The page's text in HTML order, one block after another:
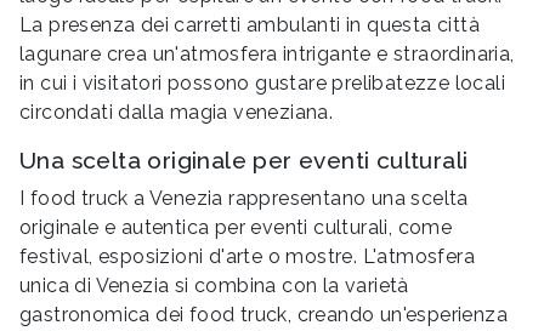
La presenza dei carretti ambulanti in questa città
lagunare crea un'atmosfera intrigante e straordinaria,
in cui i visitatori possono gustare prelibatezze locali
circondati dalla magia veneziana.
Una scelta originale per eventi culturali
I food truck a Venezia rappresentano una scelta
originale e autentica per eventi culturali, come
festival, esposizioni d'arte o mostre. L'atmosfera
unica di Venezia si combina con la varietà
gastronomica dei food truck, creando un'esperienza